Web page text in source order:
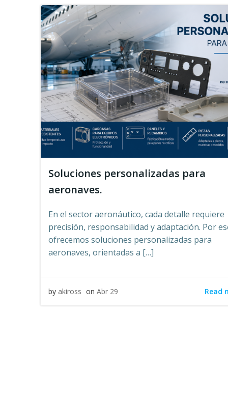
Soluciones personalizadas para
aeronaves.
En el sector aeronáutico, cada detalle requiere
precisión, responsabilidad y adaptación. Por
ofrecemos soluciones personalizadas para
aeronaves, orientadas a […]
by akiross on Abr 29 Read